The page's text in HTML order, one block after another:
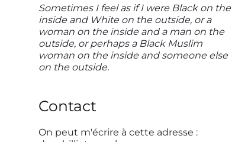
Sometimes I feel as if I were Black on the
inside and White on the outside, or a
woman on the inside and a man on the
outside, or perhaps a Black Muslim
woman on the inside and someone else
on the outside.
Contact
On peut m'écrire à cette adresse :